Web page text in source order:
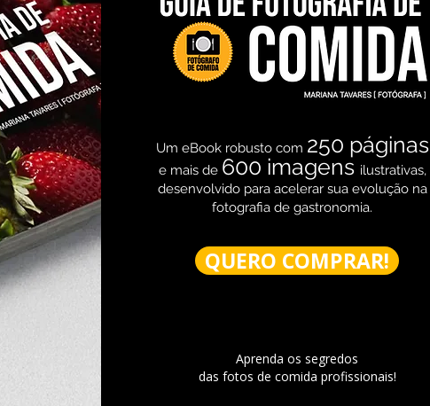
Um eBook robusto com 250 páginas
e mais de 600 imagens ilustrativas,
desenvolvido para acelerar sua evolução na
fotografia de gastronomia.
QUERO COMPRAR!
Aprenda os segredos
das fotos de comida profissionais!